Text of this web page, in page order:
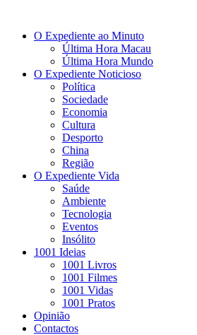
O Expediente ao Minuto
Última Hora Macau
Última Hora Mundo
O Expediente Noticioso
Política
Sociedade
Economia
Cultura
Desporto
China
Região
O Expediente Vida
Saúde
Ambiente
Tecnologia
Eventos
Insólito
1001 Ideias
1001 Livros
1001 Filmes
1001 Vidas
1001 Pratos
Opinião
Contactos